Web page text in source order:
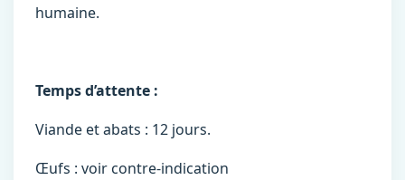
humaine.
Temps d’attente :
Viande et abats : 12 jours.
Œufs : voir contre-indication